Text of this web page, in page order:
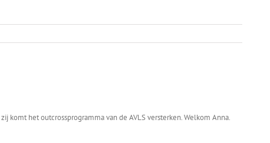
komt het outcrossprogramma van de AVLS versterken. Welkom Anna.